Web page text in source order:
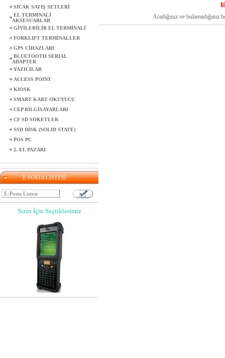
SICAK SATIŞ SETLERİ
EL TERMİNALİ
AKSESUARLAR
GİYİLEBİLİR EL TERMİNALİ
FORKLIFT TERMİNALLER
GPS CİHAZLARI
BLUETOOTH SERIAL
ADAPTER
YAZICILAR
ACCESS POINT
KIOSK
SMART KART OKUYUCU
CEP BİLGİSAYARLARI
CF SD SOKETLER
SSD DİSK (SOLID STATE)
POS PC
2. EL PAZARI
E POSTA LİSTESİ
Sizin İçin Seçtiklerimiz
Aradığınız ve